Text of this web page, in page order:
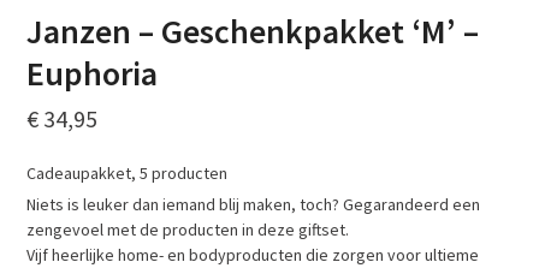
Janzen – Geschenkpakket ‘M’ –
Euphoria
€ 34,95
Cadeaupakket, 5 producten
Niets is leuker dan iemand blij maken, toch? Gegarandeerd een
zengevoel met de producten in deze giftset.
Vijf heerlijke home- en bodyproducten die zorgen voor ultieme